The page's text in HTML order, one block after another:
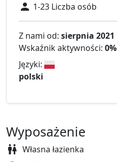
1-23 Liczba osób
Z nami od: sierpnia 2021
Wskaźnik aktywności: 0%
Języki:
polski
Wyposażenie
Własna łazienka